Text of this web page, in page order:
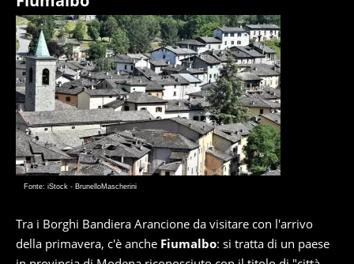
Fonte: iStock - BrunelloMascherini
Tra i Borghi Bandiera Arancione da visitare con l'arrivo
della primavera, c'è anche Fiumalbo: si tratta di un paese